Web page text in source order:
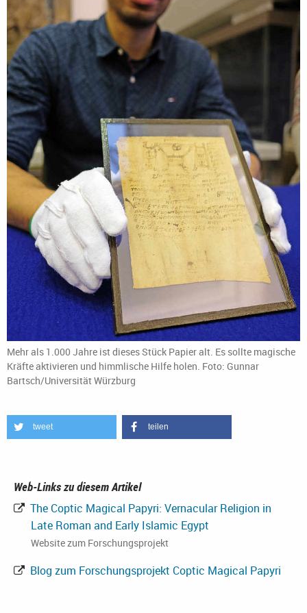
Mehr als 1.000 Jahre ist dieses Stück Papier alt. Es sollte magische
Kräfte aktivieren und himmlische Hilfe holen. Foto: Gunnar
Bartsch/Universität Würzburg
tweet teilen
Web-Links zu diesem Artikel
The Coptic Magical Papyri: Vernacular Religion in
Late Roman and Early Islamic Egypt
Website zum Forschungsprojekt
Blog zum Forschungsprojekt Coptic Magical Papyri